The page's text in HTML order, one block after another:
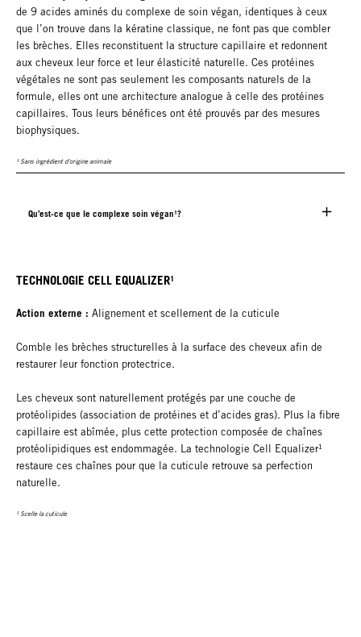
de 9 acides aminés du complexe de soin végan, identiques à ceux
que l’on trouve dans la kératine classique, ne font pas que combler
les brèches. Elles reconstituent la structure capillaire et redonnent
aux cheveux leur force et leur élasticité naturelle. Ces protéines
végétales ne sont pas seulement les composants naturels de la
formule, elles ont une architecture analogue à celle des protéines
capillaires. Tous leurs bénéfices ont été prouvés par des mesures
biophysiques.
¹ Sans ingrédient d'origine animale
Qu’est-ce que le complexe soin végan¹?
TECHNOLOGIE CELL EQUALIZER¹
Action externe : Alignement et scellement de la cuticule
Comble les brèches structurelles à la surface des cheveux afin de
restaurer leur fonction protectrice.
Les cheveux sont naturellement protégés par une couche de
protéolipides (association de protéines et d’acides gras). Plus la fibre
capillaire est abîmée, plus cette protection composée de chaînes
protéolipidiques est endommagée. La technologie Cell Equalizer¹
restaure ces chaînes pour que la cuticule retrouve sa perfection
naturelle.
¹ Scelle la cuticule